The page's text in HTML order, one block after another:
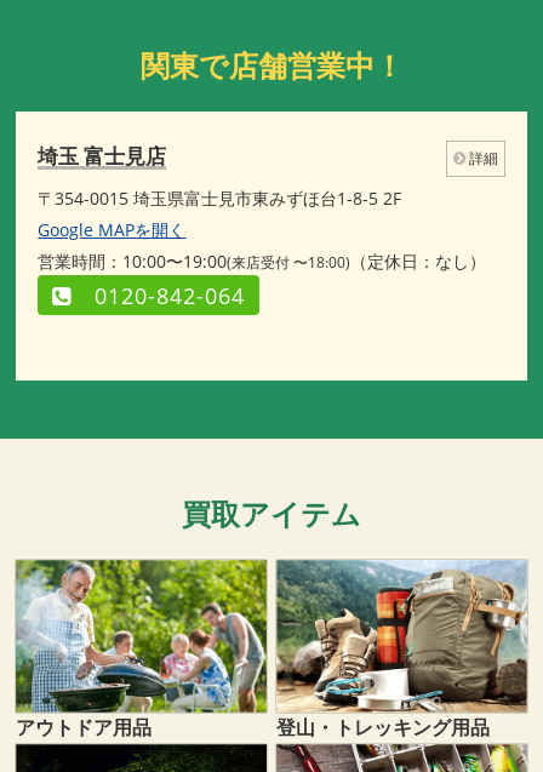
関東で店舗営業中！
埼玉 富士見店 詳細
〒354-0015 埼玉県富士見市東みずほ台1-8-5 2F
Google MAPを開く
営業時間：10:00〜19:00(来店受付 〜18:00) （定休日：なし）
0120-842-064
買取アイテム
アウトドア用品 登山・トレッキング用品